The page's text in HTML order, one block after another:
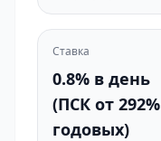
Ставка
0.8% в день
(ПСК от 292%
годовых)